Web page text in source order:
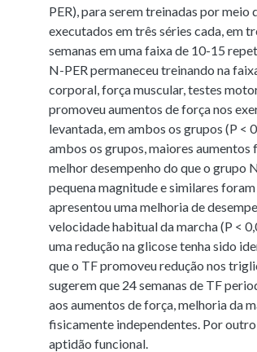
PER), para serem treinadas por
executados em três séries cada, em
semanas em uma faixa de 10-15
N-PER permaneceu treinando na
corporal, força muscular, testes
promoveu aumentos de força nos
levantada, em ambos os grupos (P
ambos os grupos, maiores aumentos
melhor desempenho do que o grupo
pequena magnitude e similares
apresentou uma melhoria de
velocidade habitual da marcha (P <
uma redução na glicose tenha sido
que o TF promoveu redução nos
sugerem que 24 semanas de TF
aos aumentos de força, melhoria da
fisicamente independentes. Por
aptidão funcional.